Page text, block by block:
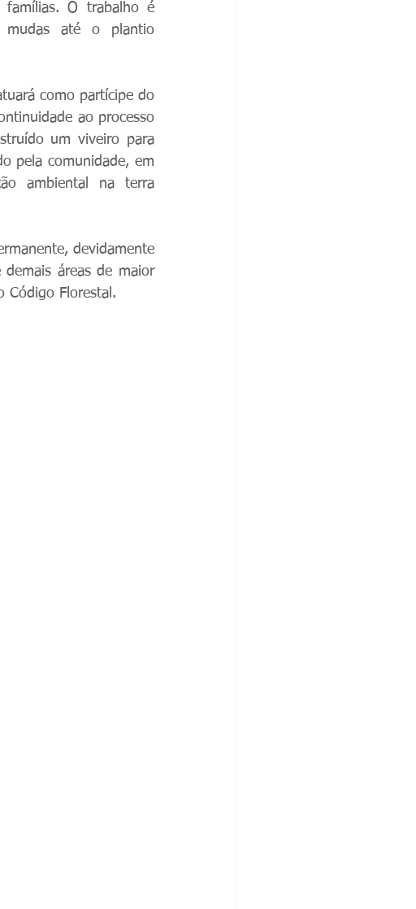
famílias. O trabalho é
mudas até o plantio
como partícipe do
ao processo
um viveiro para
pela comunidade, em
ambiental na terra
devidamente
demais áreas de maior
Código Florestal.